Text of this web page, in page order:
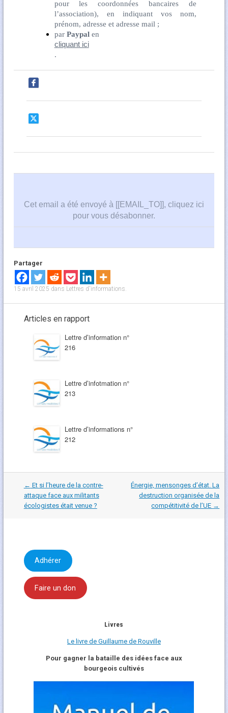
pour les coordonnées bancaires de
l’association), en indiquant vos nom,
prénom, adresse et adresse mail ;
par Paypal en
cliquant ici
.
Cet email a été envoyé à [[EMAIL_TO]], cliquez ici
pour vous désabonner.
Partager
15 avril 2025 dans Lettres d'informations.
Articles en rapport
Lettre d’information n°
216
Lettre d’infotmation n°
213
Lettre d’informations n°
212
Navigation
dans
les
articles
← Et si l’heure de la contre-
attaque face aux militants
écologistes était venue ?
Énergie, mensonges d’état. La
destruction organisée de la
compétitivité de l’UE →
Adhérer
Faire un don
Livres
Le livre de Guillaume de Rouville
Pour gagner la bataille des idées face aux
bourgeois cultivés